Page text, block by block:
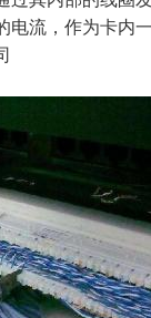
电流，作为卡内